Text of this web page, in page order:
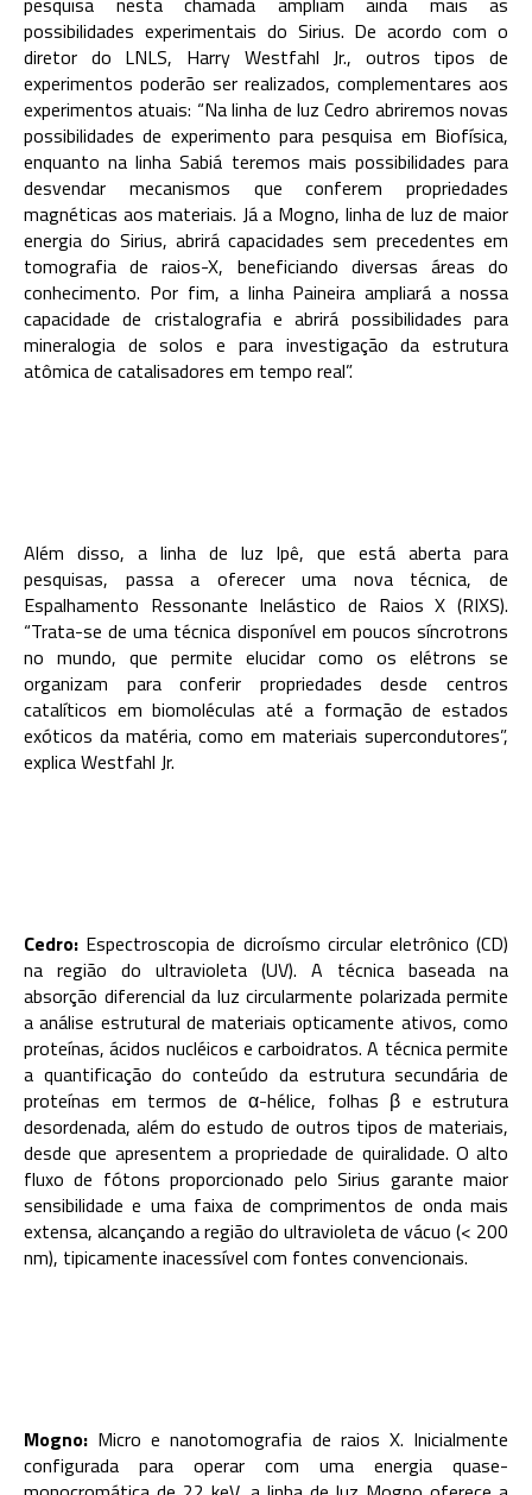
possibilidades experimentais do Sirius. De acordo com o
diretor do LNLS, Harry Westfahl Jr., outros tipos de
experimentos poderão ser realizados, complementares aos
experimentos atuais: “Na linha de luz Cedro abriremos novas
possibilidades de experimento para pesquisa em Biofísica,
enquanto na linha Sabiá teremos mais possibilidades para
desvendar mecanismos que conferem propriedades
magnéticas aos materiais. Já a Mogno, linha de luz de maior
energia do Sirius, abrirá capacidades sem precedentes em
tomografia de raios-X, beneficiando diversas áreas do
conhecimento. Por fim, a linha Paineira ampliará a nossa
capacidade de cristalografia e abrirá possibilidades para
mineralogia de solos e para investigação da estrutura
atômica de catalisadores em tempo real”.
Além disso, a linha de luz Ipê, que está aberta para
pesquisas, passa a oferecer uma nova técnica, de
Espalhamento Ressonante Inelástico de Raios X (RIXS).
“Trata-se de uma técnica disponível em poucos síncrotrons
no mundo, que permite elucidar como os elétrons se
organizam para conferir propriedades desde centros
catalíticos em biomoléculas até a formação de estados
exóticos da matéria, como em materiais supercondutores”,
explica Westfahl Jr.
Cedro: Espectroscopia de dicroísmo circular eletrônico (CD)
na região do ultravioleta (UV). A técnica baseada na
absorção diferencial da luz circularmente polarizada permite
a análise estrutural de materiais opticamente ativos, como
proteínas, ácidos nucléicos e carboidratos. A técnica permite
a quantificação do conteúdo da estrutura secundária de
proteínas em termos de α-hélice, folhas β e estrutura
desordenada, além do estudo de outros tipos de materiais,
desde que apresentem a propriedade de quiralidade. O alto
fluxo de fótons proporcionado pelo Sirius garante maior
sensibilidade e uma faixa de comprimentos de onda mais
extensa, alcançando a região do ultravioleta de vácuo (< 200
nm), tipicamente inacessível com fontes convencionais.
Mogno: Micro e nanotomografia de raios X. Inicialmente
configurada para operar com uma energia quase-